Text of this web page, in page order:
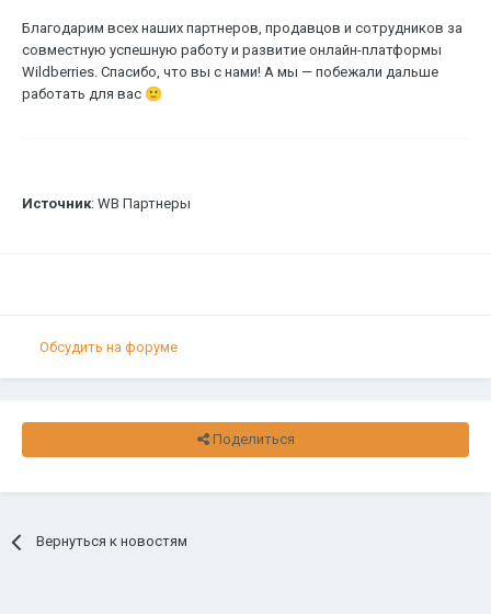
Благодарим всех наших партнеров, продавцов и сотрудников за
совместную успешную работу и развитие онлайн-платформы
Wildberries. Спасибо, что вы с нами! А мы — побежали дальше
работать для вас 🙂
Источник: WB Партнеры
Обсудить на форуме
Поделиться
Вернуться к новостям